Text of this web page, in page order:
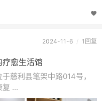
2024-11-6 / 1回复
愈生活馆
利县笔架中路014号，
复 ...